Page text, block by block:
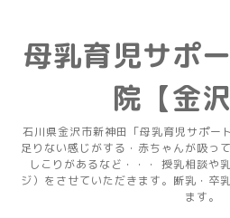
母乳育児サポ
院【金沢
石川県金沢市新神田「母乳育児サポー
足りない感じがする・赤ちゃんが吸っ
しこりがあるなど・・・ 授乳相談や
ジ）をさせていただきます。断乳・卒
ます。